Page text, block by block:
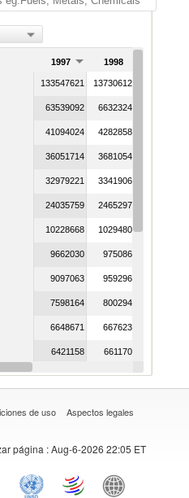
1997 1998
133547621 137306128
63539092 66323248
41094024 42828585
36051714 36810549
32979221 33419068
24035759 24652979
10228668 10294801
9662030 9750863
9097063 9592961
7598164 8002940
6648671 6676235
6421158 6611707
3325650 3437769
de uso Aspectos legales
página : Aug-6-2026 22:05 ET